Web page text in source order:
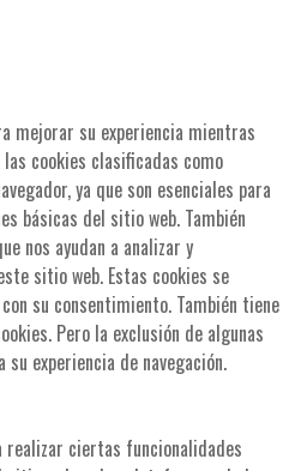
mejorar su experiencia mientras
cookies clasificadas como
ya que son esenciales para
básicas del sitio web. También
nos ayudan a analizar y
sitio web. Estas cookies se
su consentimiento. También tiene
Pero la exclusión de algunas
experiencia de navegación.
realizar ciertas funcionalidades